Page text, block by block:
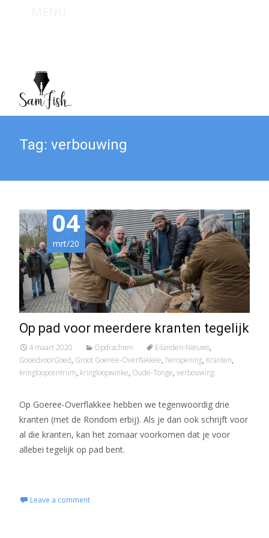
Tag: verbouwing
04
mrt/20
Op pad voor meerdere kranten tegelijk
4 maart 2020 Opdrachten Eilanden-Nieuws,
GooedvoorGoed, Groot Goeree-Overflakkee, heropening, Kranten,
kringloopcentrum, kringloopwinke, Oude-Tonge, verbouwing
Op Goeree-Overflakkee hebben we tegenwoordig drie
kranten (met de Rondom erbij). Als je dan ook schrijft voor
al die kranten, kan het zomaar voorkomen dat je voor
allebei tegelijk op pad bent.
Leave a comment